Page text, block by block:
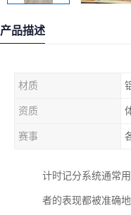
产品描述
材质
资质
赛事
计时记分系统通常
者的表现都被准确